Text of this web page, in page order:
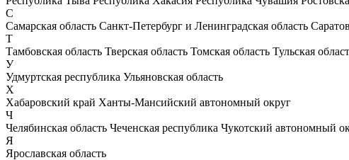
С
Самарская область Санкт-Петербург и Ленинградская область
Т
Тамбовская область Тверская область Томская область Тульская
У
Удмуртская республика Ульяновская область
Х
Хабаровский край Ханты-Мансийский автономный округ
Ч
Челябинская область Чеченская республика Чукотский автономный
Я
Ярославская область